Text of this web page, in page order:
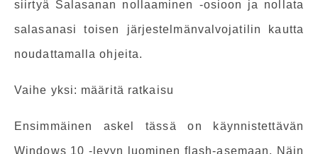
siirtyä Salasanan nollaaminen -osioon ja nollata
salasanasi toisen järjestelmänvalvojatilin kautta
noudattamalla ohjeita.
Vaihe yksi: määritä ratkaisu
Ensimmäinen askel tässä on käynnistettävän
Windows 10 -levyn luominen flash-asemaan. Näin